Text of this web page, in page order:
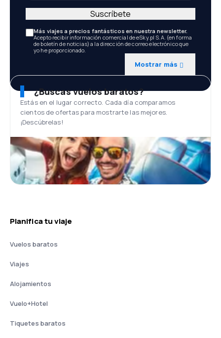
Más viajes a precios fantásticos en nuestra newsletter.
Acepto recibir información comercial de eSky.pl S.A. (en forma
de boletín de noticias) a la dirección de correo electrónico que
yo he proporcionado.
Mostrar más
Suscríbete
¿Buscas vuelos baratos?
Estás en el lugar correcto. Cada día comparamos
cientos de ofertas para mostrarte las mejores.
¡Descúbrelas!
Planifica tu viaje
Vuelos baratos
Viajes
Alojamientos
Vuelo+Hotel
Tiquetes baratos